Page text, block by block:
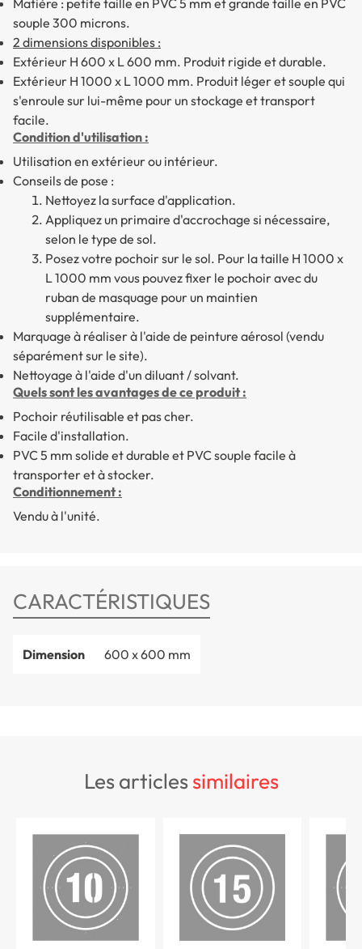
Matière : petite taille en PVC 5 mm et grande taille en PVC
souple 300 microns.
2 dimensions disponibles :
Extérieur H 600 x L 600 mm. Produit rigide et durable.
Extérieur H 1000 x L 1000 mm. Produit léger et souple qui
s'enroule sur lui-même pour un stockage et transport
facile.
Condition d'utilisation :
Utilisation en extérieur ou intérieur.
Conseils de pose :
Nettoyez la surface d'application.
Appliquez un primaire d'accrochage si nécessaire,
selon le type de sol.
Posez votre pochoir sur le sol. Pour la taille H 1000 x
L 1000 mm vous pouvez fixer le pochoir avec du
ruban de masquage pour un maintien
supplémentaire.
Marquage à réaliser à l'aide de peinture aérosol (vendu
séparément sur le site).
Nettoyage à l'aide d'un diluant / solvant.
Quels sont les avantages de ce produit :
Pochoir réutilisable et pas cher.
Facile d'installation.
PVC 5 mm solide et durable et PVC souple facile à
transporter et à stocker.
Conditionnement :
Vendu à l'unité.
CARACTÉRISTIQUES
Dimension 600 x 600 mm
les articlessimilaires